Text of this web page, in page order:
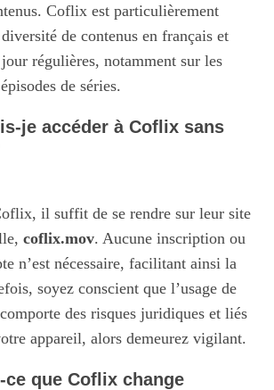
Coflix est particulièrement
de contenus en français et
régulières, notamment sur les
de séries.
je accéder à Coflix sans
il suffit de se rendre sur leur site
coflix.mov. Aucune inscription ou
n’est nécessaire, facilitant ainsi la
soyez conscient que l’usage de
des risques juridiques et liés
appareil, alors demeurez vigilant.
que Coflix change